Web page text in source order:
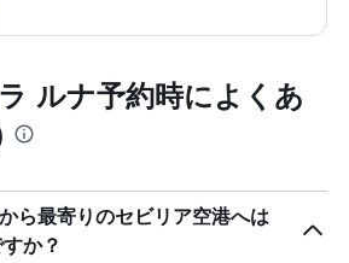
ルナ予約時によくあ
ら最寄りのセビリア空港へは
か？